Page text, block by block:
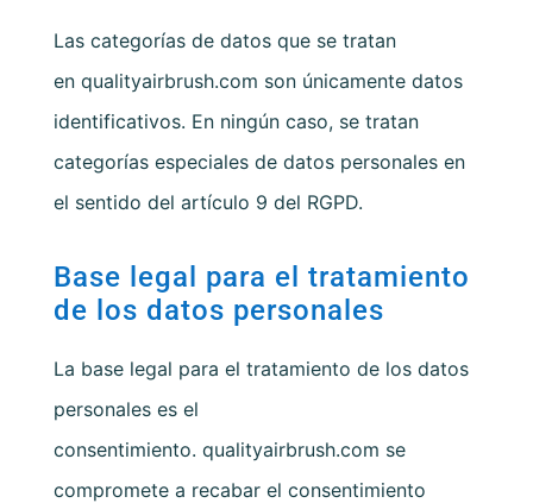
Las categorías de datos que se tratan
en qualityairbrush.com son únicamente datos
identificativos. En ningún caso, se tratan
categorías especiales de datos personales en
el sentido del artículo 9 del RGPD.
Base legal para el tratamiento
de los datos personales
La base legal para el tratamiento de los datos
personales es el
consentimiento. qualityairbrush.com se
compromete a recabar el consentimiento